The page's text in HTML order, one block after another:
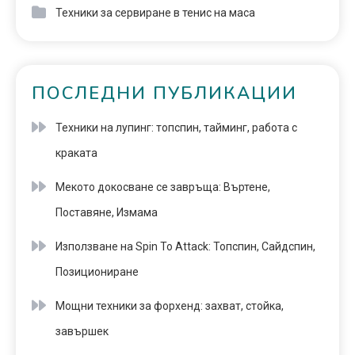
Техники за сервиране в тенис на маса
ПОСЛЕДНИ ПУБЛИКАЦИИ
Техники на лупинг: топспин, тайминг, работа с
краката
Мекото докосване се завръща: Въртене,
Поставяне, Измама
Използване на Spin To Attack: Топспин, Сайдспин,
Позициониране
Мощни техники за форхенд: захват, стойка,
завършек